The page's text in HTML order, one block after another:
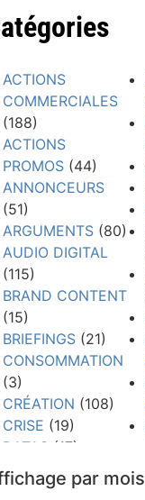
ACTIONS
COMMERCIALES
(188)
ACTIONS
PROMOS(44)
ANNONCEURS
(51)
ARGUMENTS(80)
AUDIO DIGITAL
(115)
BRAND CONTENT
(15)
BRIEFINGS(21)
CONSOMMATION
(3)
CRÉATION (108)
CRISE (19)
DATAS (17)
DIGITAL
ÉTUDES &
par mois